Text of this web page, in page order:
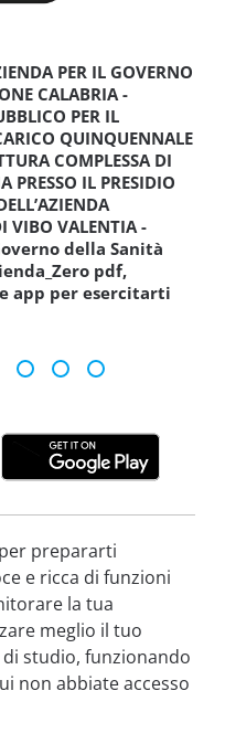
PER IL GOVERNO
CALABRIA -
PER IL
QUINQUENNALE
COMPLESSA DI
PRESSO IL PRESIDIO
VIBO VALENTIA -
della Sanità
pdf,
app per esercitarti
prepararti
e ricca di funzioni
la tua
meglio il tuo
studio, funzionando
non abbiate accesso